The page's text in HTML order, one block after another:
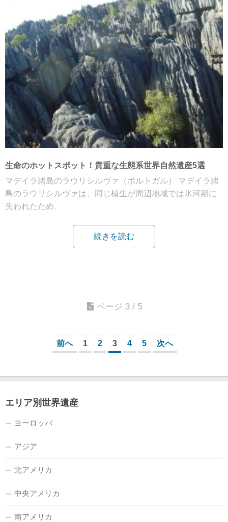
生命のホットスポット！貴重な生態系世界自然遺産5選
マデイラ諸島のラウリシルヴァ（ポルトガル） マデイラ諸
島のラウリシルヴァは、同じ植生が周辺地域では氷河期に
失われたため、
続きを読む
ページ 3 / 5
前へ 1 2 3 4 5 次へ
エリア別世界遺産
ヨーロッパ
アジア
北アメリカ
中央アメリカ
南アメリカ